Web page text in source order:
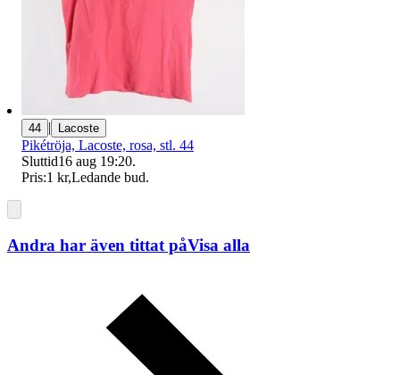
44 | Lacoste
Pikétröja, Lacoste, rosa, stl. 44
Sluttid16 aug 19:20.
Pris:1 kr,Ledande bud.
Andra har även tittat påVisa alla